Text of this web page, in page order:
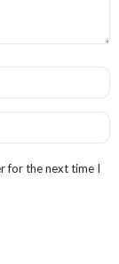
for the next time I